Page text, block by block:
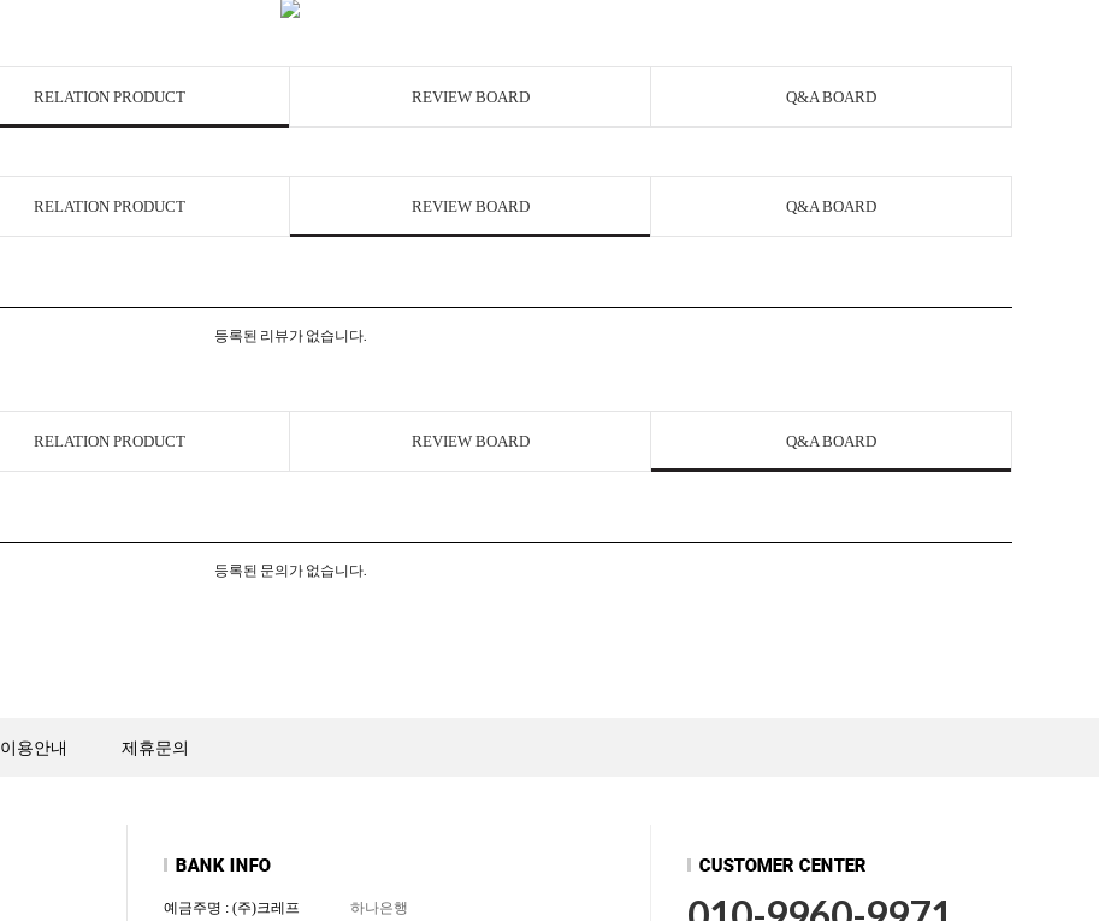
RELATION PRODUCT REVIEW BOARD Q&A BOARD
RELATION PRODUCT REVIEW BOARD Q&A BOARD
등록된 리뷰가 없습니다.
RELATION PRODUCT REVIEW BOARD Q&A BOARD
등록된 문의가 없습니다.
이용안내 제휴문의
예금주명 : (주)크레프 하나은행